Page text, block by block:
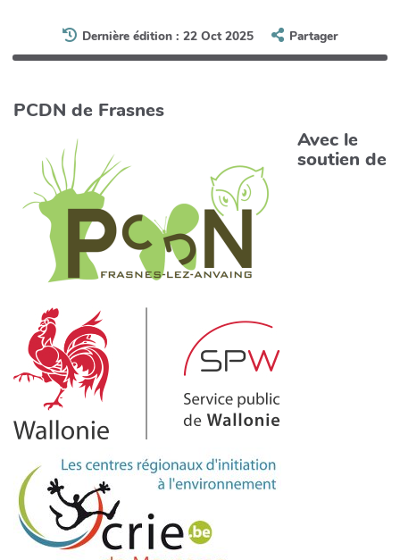
Dernière édition : 22 Oct 2025 Partager
PCDN de Frasnes
Avec le
soutien de